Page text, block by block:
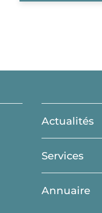
Actualités
Services
Annuaire